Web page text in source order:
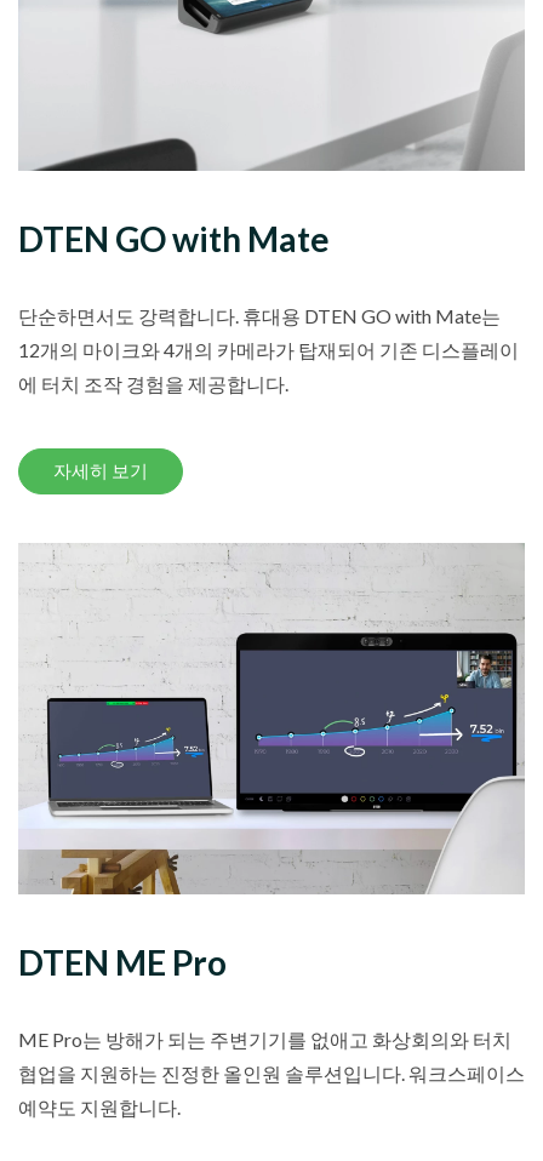
DTEN GO with Mate
단순하면서도 강력합니다. 휴대용 DTEN GO with Mate는
12개의 마이크와 4개의 카메라가 탑재되어 기존 디스플레이
에 터치 조작 경험을 제공합니다.
자세히 보기
DTEN ME Pro
ME Pro는 방해가 되는 주변기기를 없애고 화상회의와 터치
협업을 지원하는 진정한 올인원 솔루션입니다. 워크스페이스
예약도 지원합니다.